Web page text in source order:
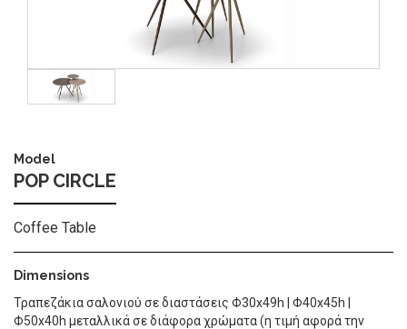
Image
Model
POP CIRCLE
Coffee Table
Dimensions
Τραπεζάκια σαλονιού σε διαστάσεις Φ30x49h | Φ40x45h |
Φ50x40h μεταλλικά σε διάφορα χρώματα (η τιμή αφορά την